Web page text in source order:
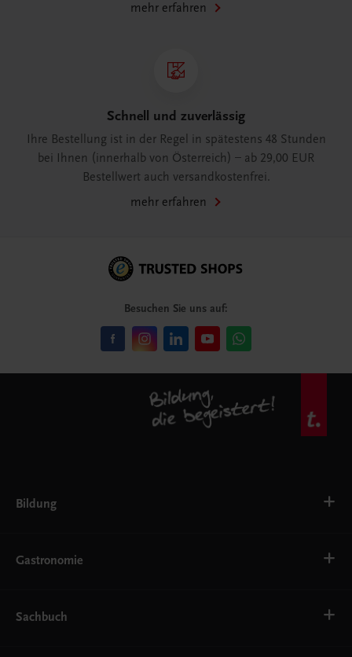
mehr erfahren
Schnell und zuverlässig
Ihre Bestellung ist in der Regel in spätestens 48 Stunden
bei Ihnen (innerhalb von Österreich) – ab 29,00 EUR
Bestellwert auch versandkostenfrei.
mehr erfahren
Besuchen Sie uns auf:
Bildung
AHS
EWF/ZWF
FW
Gastronomie
Getränke
Sachbuch